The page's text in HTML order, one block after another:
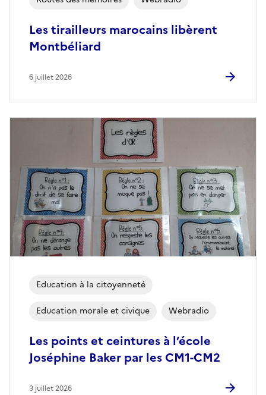
Les tirailleurs marocains libèrent
Montbéliard
6 juillet 2026
Les points et ceintures à l’école
Joséphine Baker par les CM1-CM2
Education à la citoyenneté
Education morale et civique Webradio
3 juillet 2026